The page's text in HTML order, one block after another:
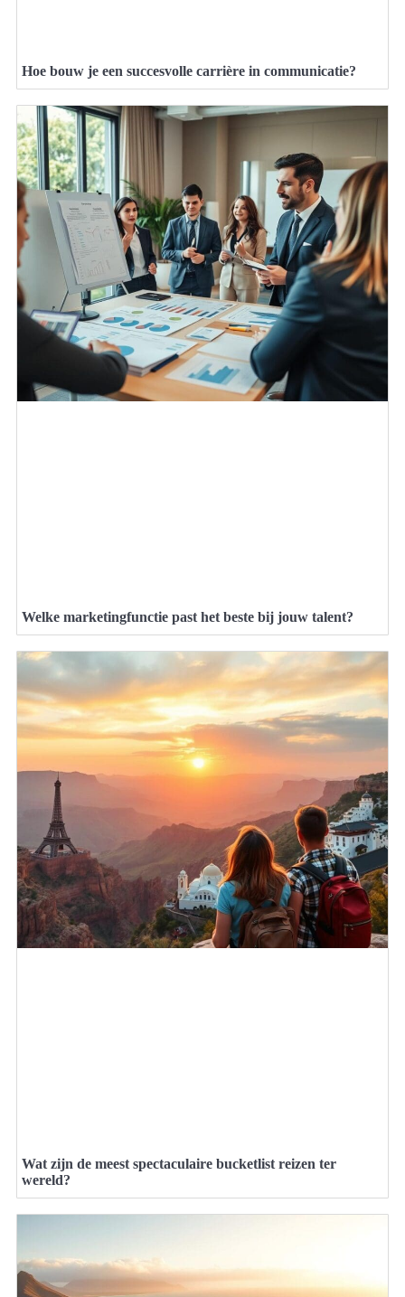
Hoe bouw je een succesvolle carrière in communicatie?
Welke marketingfunctie past het beste bij jouw talent?
Wat zijn de meest spectaculaire bucketlist reizen ter
wereld?